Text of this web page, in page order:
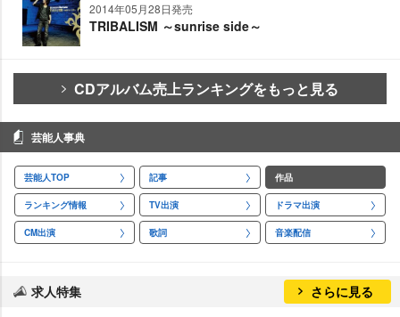
2014年05月28日発売
TRIBALISM ～sunrise side～
CDアルバム売上ランキングをもっと見る
芸能人事典
芸能人TOP 記事 作品
ランキング情報 TV出演 ドラマ出演
CM出演 歌詞 音楽配信
求人特集 さらに見る